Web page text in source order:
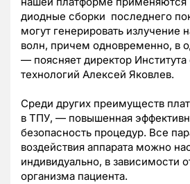
диодные сборки последнего
могут генерировать излучение
волн, причем одновременно, в
— поясняет директор
технологий Алексей Яковлев.
Среди других преимуществ
в ТПУ, — повышенная
безопасность процедур. Все
воздействия аппарата можно
индивидуально, в зависимости
организма пациента.